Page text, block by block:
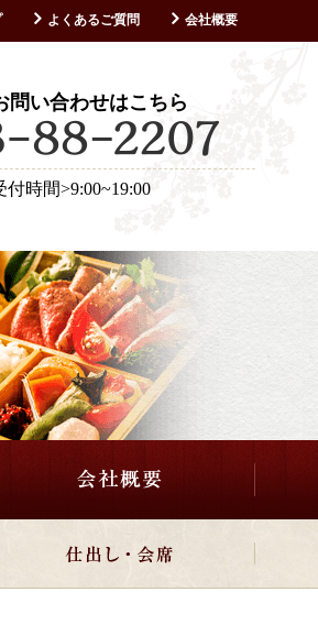
よくあるご質問 会社概要
問い合わせはこちら
付時間>9:00~19:00